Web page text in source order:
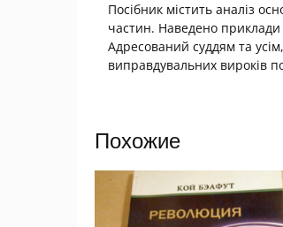
Посібник містить аналіз
частин. Наведено
Адресований суддям та
виправдувальних вироків
Похожие